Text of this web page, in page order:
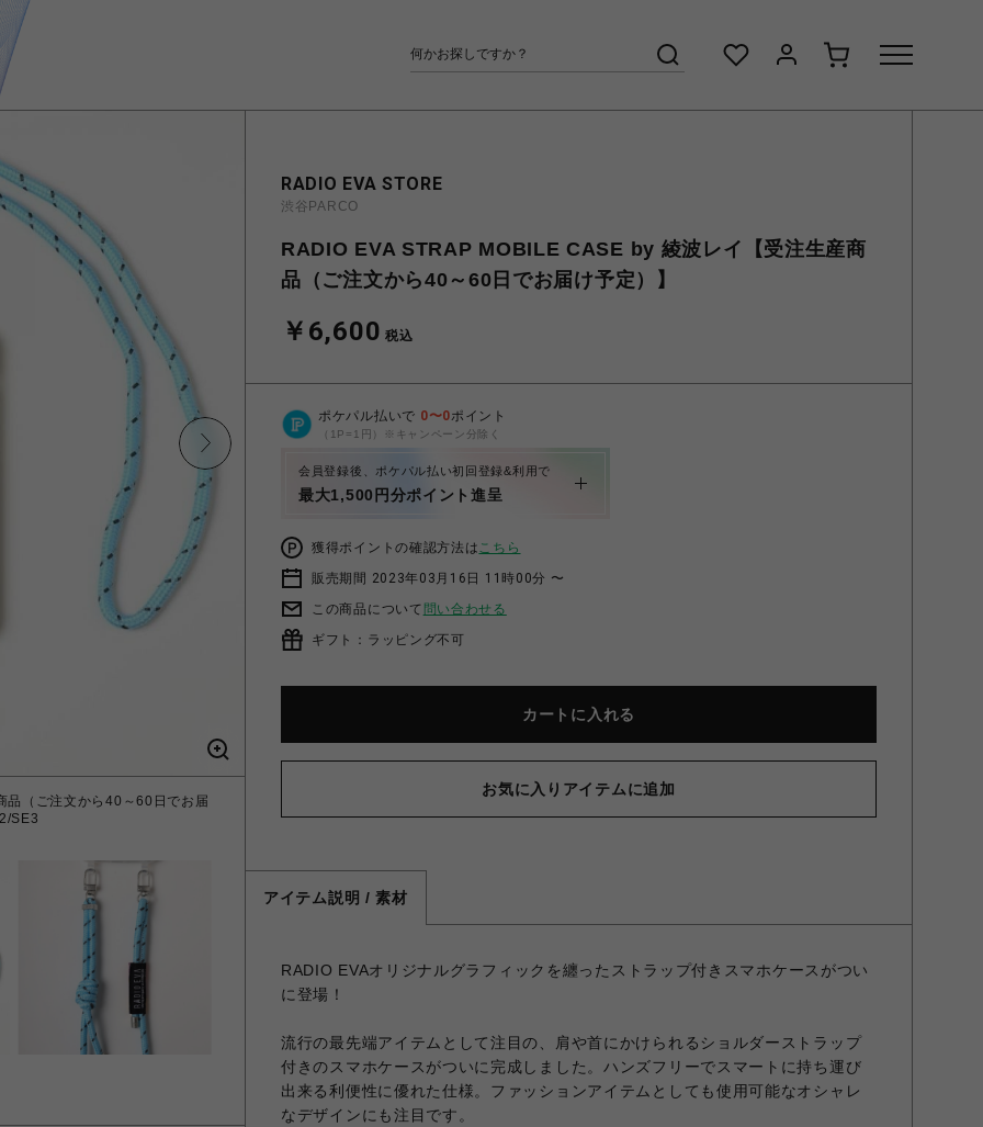
（ご注文から40～60日でお届
SE3
RADIO EVA STORE
渋谷PARCO
RADIO EVA STRAP MOBILE CASE by 綾波レイ【受注生産商
品（ご注文から40～60日でお届け予定）】
￥6,600 税込
ポケパル払いで 0〜0ポイント
（1P=1円）※キャンペーン分除く
会員登録後、ポケパル払い初回登録&利用で
最大1,500円分ポイント進呈
獲得ポイントの確認方法はこちら
販売期間 2023年03月16日 11時00分 〜
この商品について 問い合わせる
ギフト：ラッピング不可
カートに入れる
お気に入りアイテムに追加
アイテム説明 / 素材
RADIO EVAオリジナルグラフィックを纏ったストラップ付きスマホケースがつい
に登場！
流行の最先端アイテムとして注目の、肩や首にかけられるショルダーストラップ
付きのスマホケースがついに完成しました。ハンズフリーでスマートに持ち運び
出来る利便性に優れた仕様。ファッションアイテムとしても使用可能なオシャレ
なデザインにも注目です。